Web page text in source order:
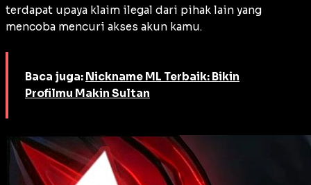
terdapat upaya klaim ilegal dari pihak lain yang
mencoba mencuri akses akun kamu.
Baca juga: Nickname ML Terbaik: Bikin
Profilmu Makin Sultan